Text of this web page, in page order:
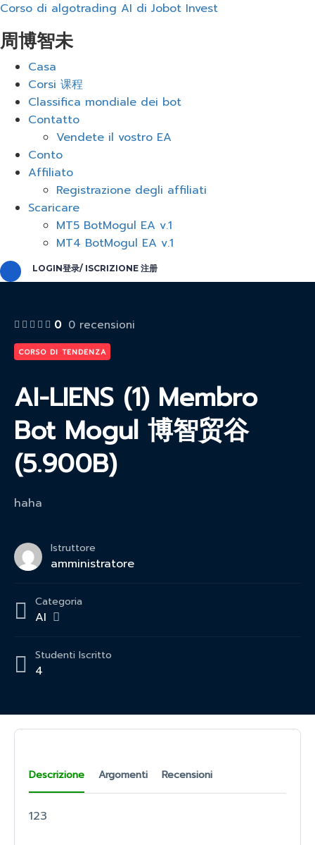
Corso di algotrading AI di Jobot Invest
周博智未
MenuCasa
Corsi 课程
Classifica mondiale dei bot
Contatto
Vendete il vostro EA
Conto
Affiliato
Registrazione degli affiliati
Scaricare
MT5 BotMogul EA v.1
MT4 BotMogul EA v.1
LOGIN登录/ ISCRIZIONE 注册
0 0 recensioni
CORSO DI TENDENZA
AI-LIENS (1) Membro
Bot Mogul 博智贸谷
(5.900B)
haha
Istruttore
amministratore
Categoria
AI
4
Studenti Iscritto
Descrizione Argomenti Recensioni
123